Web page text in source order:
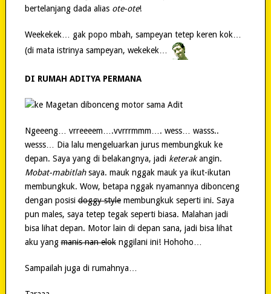
bertelanjang dada alias ote-ote!
Weekekek… gak popo mbah, sampeyan tetep keren kok…
(di mata istrinya sampeyan, wekekek…
DI RUMAH ADITYA PERMANA
Ngeeeng… vrreeeem….vvrrrmmm…. wess… wasss..
wesss… Dia lalu mengeluarkan jurus membungkuk ke
depan. Saya yang di belakangnya, jadi keterakangin.
Mobat-mabitlahsaya. mauk nggak mauk ya ikut-ikutan
membungkuk. Wow, betapa nggak nyamannya dibonceng
dengan posisidoggy stylemembungkuk seperti ini. Saya
pun males, saya tetep tegak seperti biasa. Malahan jadi
bisa lihat depan. Motor lain di depan sana, jadi bisa lihat
aku yangmanis nan eloknggilani ini! Hohoho…
Sampailah juga di rumahnya…